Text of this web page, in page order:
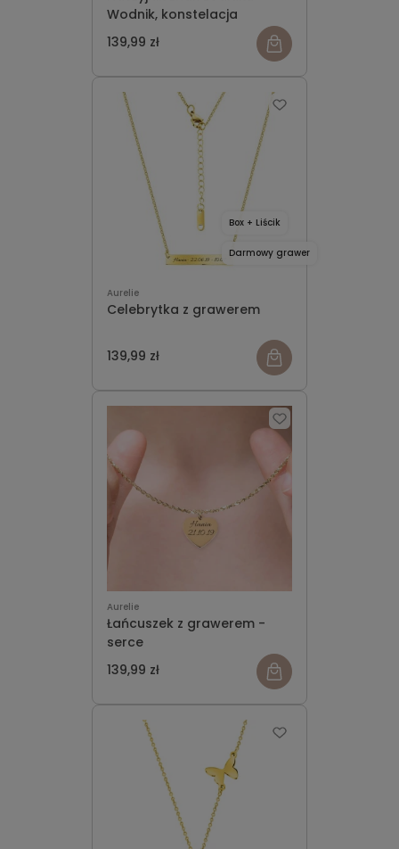
Wodnik, konstelacja
139,99 zł
Aurelie
Celebrytka z grawerem
139,99 zł
Box + Liścik
Darmowy grawer
Aurelie
Łańcuszek z grawerem -
serce
139,99 zł